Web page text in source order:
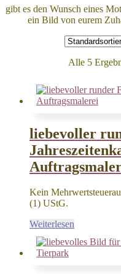
gibt es den Wunsch eines
ein Bild von eurem
Alle 5
liebevoller
Kein
(1) UStG.
Weiterlesen